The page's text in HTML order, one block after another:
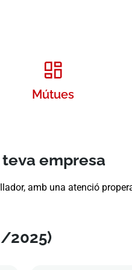
Mútues
empresa
amb una atenció
2025)